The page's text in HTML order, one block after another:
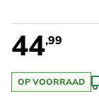
44,99
OP VOORRAAD